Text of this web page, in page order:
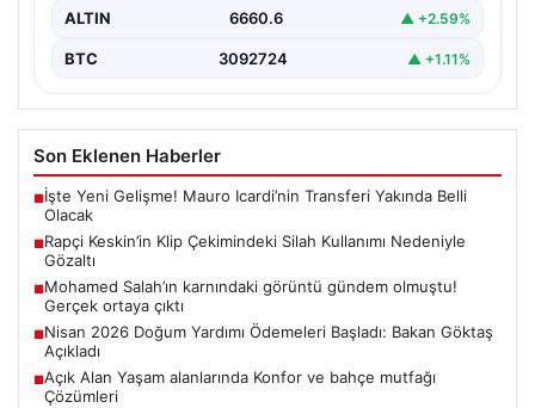
ALTIN 6660.6 ▲ +2.59%
BTC 3092724 ▲ +1.11%
Son Eklenen Haberler
■İşte Yeni Gelişme! Mauro Icardi’nin Transferi Yakında Belli
Olacak
■Rapçi Keskin’in Klip Çekimindeki Silah Kullanımı Nedeniyle
Gözaltı
■Mohamed Salah’ın karnındaki görüntü gündem olmuştu!
Gerçek ortaya çıktı
■Nisan 2026 Doğum Yardımı Ödemeleri Başladı: Bakan Göktaş
Açıkladı
■Açık Alan Yaşam alanlarında Konfor ve bahçe mutfağı
Çözümleri